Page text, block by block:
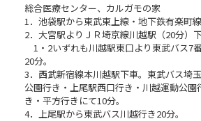
総合医療センター、カルガモの家
1．池袋駅から東武東上線・地下鉄有楽町
2．大宮駅よりＪＲ埼京線川越駅（20分）下
1・2いずれも川越駅東口より東武バス7
20分。
3．西武新宿線本川越駅下車。東武バス埼
公園行き・上尾駅西口行き・川越運動公
き・平方行きにて10分。
4．上尾駅から東武バス川越行き20分。